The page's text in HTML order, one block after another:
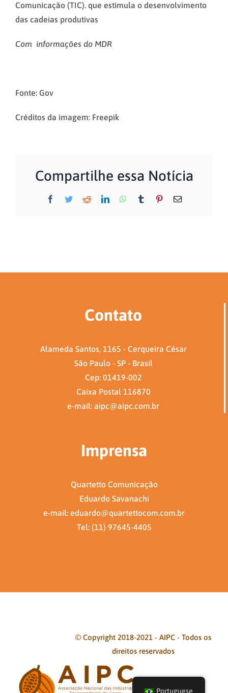
Comunicação (TIC). que estimula o desenvolvimento
das cadeias produtivas
Com informações do MDR
Fonte: Gov
Créditos da imagem: Freepik
Compartilhe essa Notícia
Facebook
TwitterRedditLinkedInWhatsApp
Tumblr Pinterest
E-
Contato
Alameda Santos, 1165 - Cerqueira César
São Paulo - SP - Brasil
Cep: 01419-002
Caixa Postal 116870
e-mail: aipc@aipc.com.br
Imprensa
Quartetto Comunicação
Eduardo Savanachi
e-mail: eduardo@quartettocom.com.br
Tel: (11) 97645-4405
© Copyright 2018-2021 - AIPC - Todos os
direitos reservados
Facebook
Portuguese